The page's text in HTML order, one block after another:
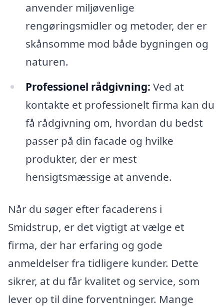
anvender miljøvenlige
rengøringsmidler og metoder, der er
skånsomme mod både bygningen og
naturen.
Professionel rådgivning: Ved at
kontakte et professionelt firma kan du
få rådgivning om, hvordan du bedst
passer på din facade og hvilke
produkter, der er mest
hensigtsmæssige at anvende.
Når du søger efter facaderens i
Smidstrup, er det vigtigt at vælge et
firma, der har erfaring og gode
anmeldelser fra tidligere kunder. Dette
sikrer, at du får kvalitet og service, som
lever op til dine forventninger. Mange